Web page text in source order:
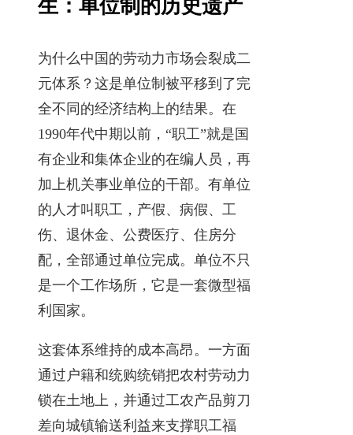
生：单位制的历史遗产
为什么中国的劳动力市场会裂成二
元体系？这是单位制被平移到了完
全不同的经济结构上的结果。在
1990年代中期以前，“职工”就是国
有企业和集体企业的在编人员，再
加上机关事业单位的干部。有单位
的人才叫职工，产假、病假、工
伤、退休金、公费医疗、住房分
配，全部通过单位完成。单位不只
是一个工作场所，它是一套微型福
利国家。
这套体系维持的成本高昂。一方面
通过户籍和统购统销把农村劳动力
锁在土地上，并通过工农产品剪刀
差向城镇输送利益来支撑职工福